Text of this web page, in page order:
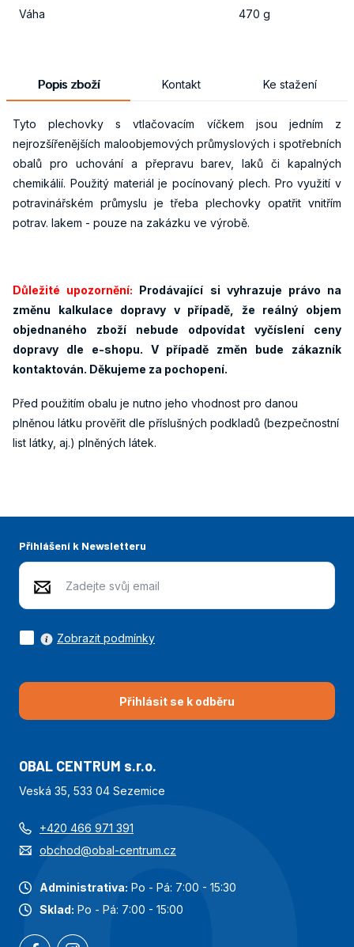
Váha 470 g
Popis zboží Kontakt Ke stažení
Tyto plechovky s vtlačovacím víčkem jsou jedním z
nejrozšířenějších maloobjemových průmyslových i spotřebních
obalů pro uchování a přepravu barev, laků či kapalných
chemikálií. Použitý materiál je pocínovaný plech. Pro využití v
potravinářském průmyslu je třeba plechovky opatřit vnitřím
potrav. lakem - pouze na zakázku ve výrobě.
Důležité upozornění: Prodávající si vyhrazuje právo na
změnu kalkulace dopravy v případě, že reálný objem
objednaného zboží nebude odpovídat vyčíslení ceny
dopravy dle e-shopu. V případě změn bude zákazník
kontaktován. Děkujeme za pochopení.
Před použitím obalu je nutno jeho vhodnost pro danou
plněnou látku prověřit dle příslušných podkladů (bezpečnostní
list látky, aj.) plněných látek.
Přihlášení k Newsletteru
Přihlásit se k odběru
Zobrazit podmínky
OBAL CENTRUM s.r.o.
Veská 35, 533 04 Sezemice
+420 466 971 391
obchod@obal-centrum.cz
Administrativa: Po - Pá: 7:00 - 15:30
Sklad: Po - Pá: 7:00 - 15:00